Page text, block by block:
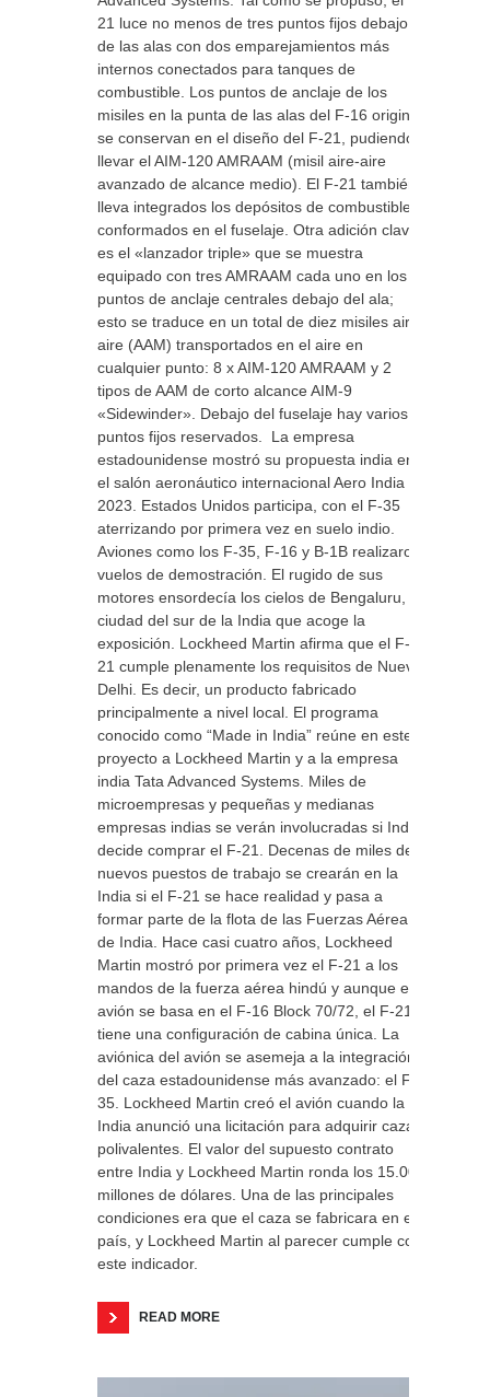
21 luce no menos de tres puntos fijos debajo
de las alas con dos emparejamientos más
internos conectados para tanques de
combustible. Los puntos de anclaje de los
misiles en la punta de las alas del F-16 original
se conservan en el diseño del F-21, pudiendo
llevar el AIM-120 AMRAAM (misil aire-aire
avanzado de alcance medio). El F-21 también
lleva integrados los depósitos de combustible
conformados en el fuselaje. Otra adición clave
es el «lanzador triple» que se muestra
equipado con tres AMRAAM cada uno en los
puntos de anclaje centrales debajo del ala;
esto se traduce en un total de diez misiles aire-
aire (AAM) transportados en el aire en
cualquier punto: 8 x AIM-120 AMRAAM y 2
tipos de AAM de corto alcance AIM-9
«Sidewinder». Debajo del fuselaje hay varios
puntos fijos reservados. La empresa
estadounidense mostró su propuesta india en
el salón aeronáutico internacional Aero India
2023. Estados Unidos participa, con el F-35
aterrizando por primera vez en suelo indio.
Aviones como los F-35, F-16 y B-1B realizaron
vuelos de demostración. El rugido de sus
motores ensordecía los cielos de Bengaluru, la
ciudad del sur de la India que acoge la
exposición. Lockheed Martin afirma que el F-
21 cumple plenamente los requisitos de Nueva
Delhi. Es decir, un producto fabricado
principalmente a nivel local. El programa
conocido como “Made in India” reúne en este
proyecto a Lockheed Martin y a la empresa
india Tata Advanced Systems. Miles de
microempresas y pequeñas y medianas
empresas indias se verán involucradas si India
decide comprar el F-21. Decenas de miles de
nuevos puestos de trabajo se crearán en la
India si el F-21 se hace realidad y pasa a
formar parte de la flota de las Fuerzas Aérea
de India. Hace casi cuatro años, Lockheed
Martin mostró por primera vez el F-21 a los
mandos de la fuerza aérea hindú y aunque el
avión se basa en el F-16 Block 70/72, el F-21
tiene una configuración de cabina única. La
aviónica del avión se asemeja a la integración
del caza estadounidense más avanzado: el F-
35. Lockheed Martin creó el avión cuando la
India anunció una licitación para adquirir cazas
polivalentes. El valor del supuesto contrato
entre India y Lockheed Martin ronda los 15.000
millones de dólares. Una de las principales
condiciones era que el caza se fabricara en el
país, y Lockheed Martin al parecer cumple con
este indicador.
READ MORE